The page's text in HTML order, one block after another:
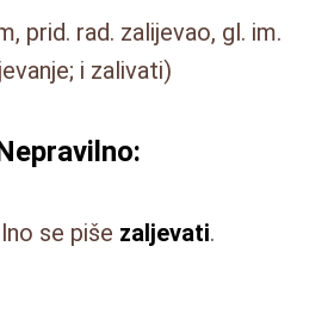
prid. rad. zalijevao, gl. im.
i zalivati)
se piše zaljevati.